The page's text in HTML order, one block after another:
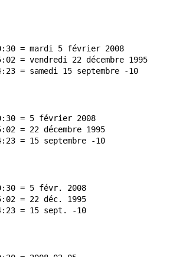
= samedi 15 septembre -10
= 15 septembre -10
= 15 sept. -10